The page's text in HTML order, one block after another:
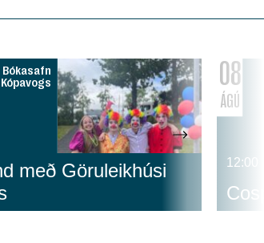
Bókasafn
Kópavogs
með Göruleikhúsi
08
ÁGÚ
12:00